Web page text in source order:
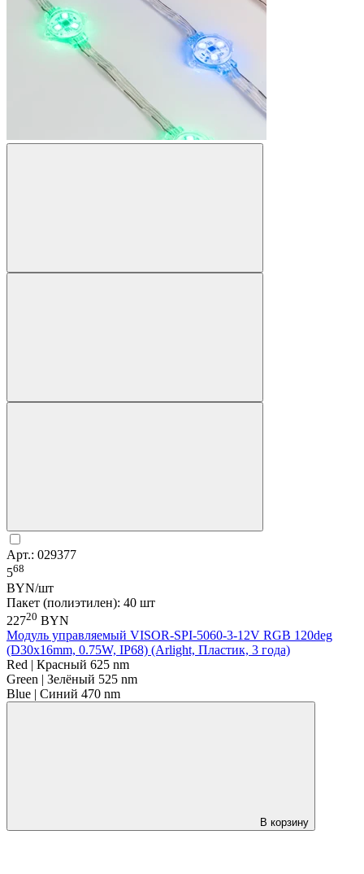
Арт.: 029377
568
BYN/шт
Пакет (полиэтилен): 40 шт
22720 BYN
Модуль управляемый VISOR-SPI-5060-3-12V RGB 120deg
(D30x16mm, 0.75W, IP68) (Arlight, Пластик, 3 года)
Red | Красный 625 nm
Green | Зелёный 525 nm
Blue | Синий 470 nm
В корзину